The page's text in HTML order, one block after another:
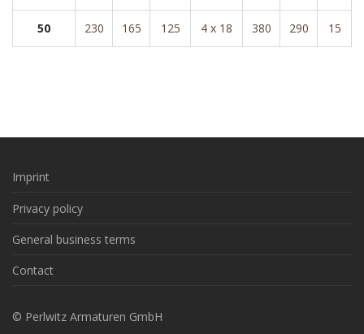
50 230 165 125 4 x 18 380 290 15
Imprint
Privacy policy
General business terms
Contact
© Perlwitz Armaturen GmbH